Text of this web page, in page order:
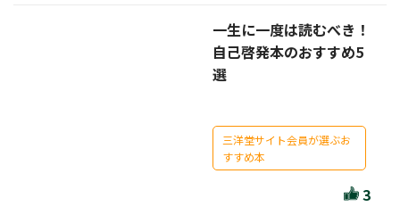
三洋堂サイト会員が選ぶおすすめ本
駒ケ根店 ホビ担S の三洋堂プラモデル講座
一生に一度は読むべき！
自己啓発本のおすすめ5
選
三洋堂サイト会員が選ぶお
すすめ本
3